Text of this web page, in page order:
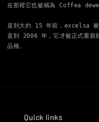
在那裡它也被稱為 Coffea
直到大約 15 年前，excelsa 被
直到 2006 年，它才被正式
品種。
Quick links